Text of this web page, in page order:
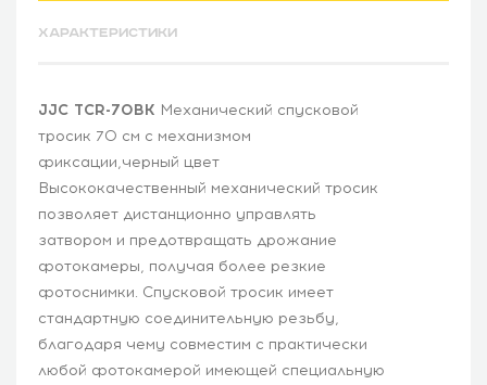
ХАРАКТЕРИСТИКИ
JJC TCR-70BK Механический спусковой
тросик 70 см с механизмом
фиксации,черный цвет
Высококачественный механический тросик
позволяет дистанционно управлять
затвором и предотвращать дрожание
фотокамеры, получая более резкие
фотоснимки. Спусковой тросик имеет
стандартную соединительную резьбу,
благодаря чему совместим с практически
любой фотокамерой имеющей специальную